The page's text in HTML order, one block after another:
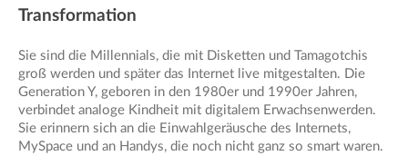
Transformation
Sie sind die Millennials, die mit Disketten und Tamagotchis
groß werden und später das Internet live mitgestalten. Die
Generation Y, geboren in den 1980er und 1990er Jahren,
verbindet analoge Kindheit mit digitalem Erwachsenwerden.
Sie erinnern sich an die Einwahlgeräusche des Internets,
MySpace und an Handys, die noch nicht ganz so smart waren.